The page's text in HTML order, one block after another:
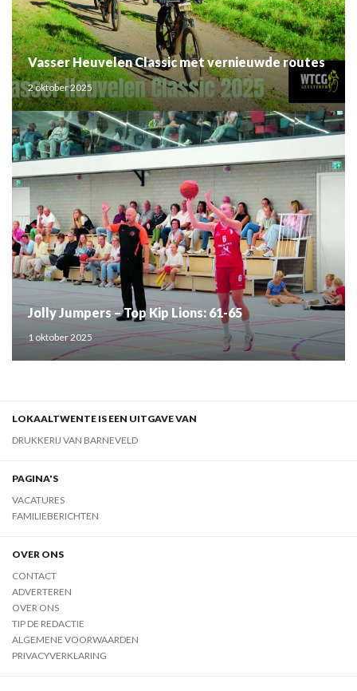
Vasser Heuvelen Classic met vernieuwde routes
2 oktober 2025
Jolly Jumpers – Top Kip Lions: 61-65
1 oktober 2025
LOKAALTWENTE IS EEN UITGAVE VAN
DRUKKERIJ VAN BARNEVELD
PAGINA'S
VACATURES
FAMILIEBERICHTEN
OVER ONS
CONTACT
ADVERTEREN
OVER ONS
TIP DE REDACTIE
ALGEMENE VOORWAARDEN
PRIVACYVERKLARING